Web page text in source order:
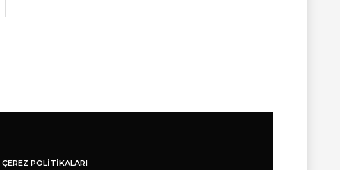
ÇEREZ POLITIKALARI